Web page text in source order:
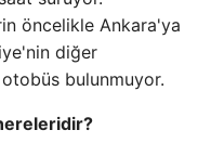
öncelikle Ankara'ya
diğer
bulunmuyor.